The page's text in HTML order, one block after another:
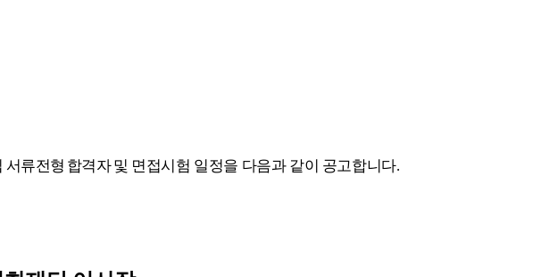
서류전형 합격자 및 면접시험 일정을 다음과 같이 공고합니다.